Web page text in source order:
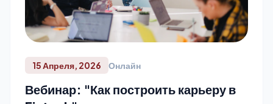
15 Апреля, 2026 Онлайн
Вебинар: "Как построить карьеру в